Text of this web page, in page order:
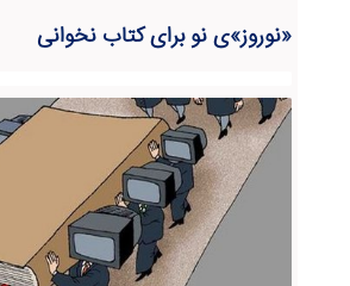
«نوروز»ی نو برای کتاب نخوانی